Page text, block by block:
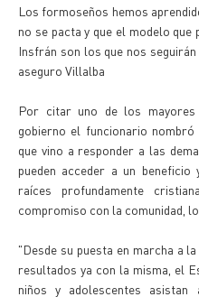
Los formoseños hemos
no se pacta y que el modelo
Insfrán son los que nos
aseguro Villalba
Por citar uno de los
gobierno el funcionario
que vino a responder a las
pueden acceder a un
raíces profundamente
compromiso con la comunidad,
"Desde su puesta en marcha a
resultados ya con la misma, el
niños y adolescentes